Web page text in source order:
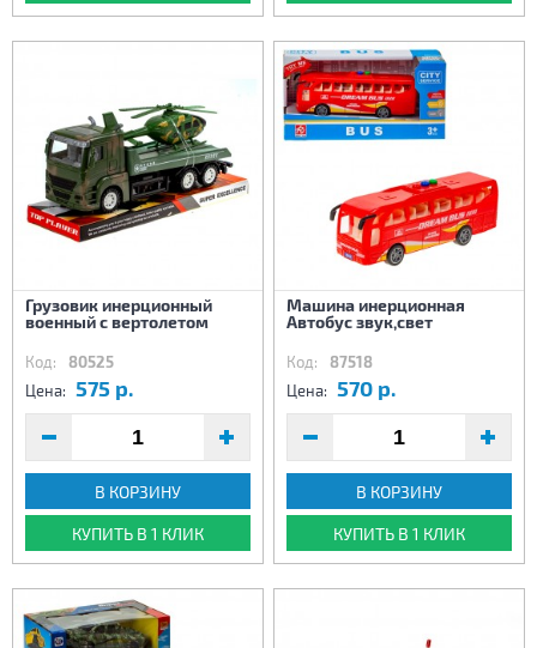
Грузовик инерционный
военный с вертолетом
Код: 80525
Цена: 575 р.
В КОРЗИНУ
КУПИТЬ В 1 КЛИК
Машина инерционная
Автобус звук,свет
Код: 87518
Цена: 570 р.
В КОРЗИНУ
КУПИТЬ В 1 КЛИК